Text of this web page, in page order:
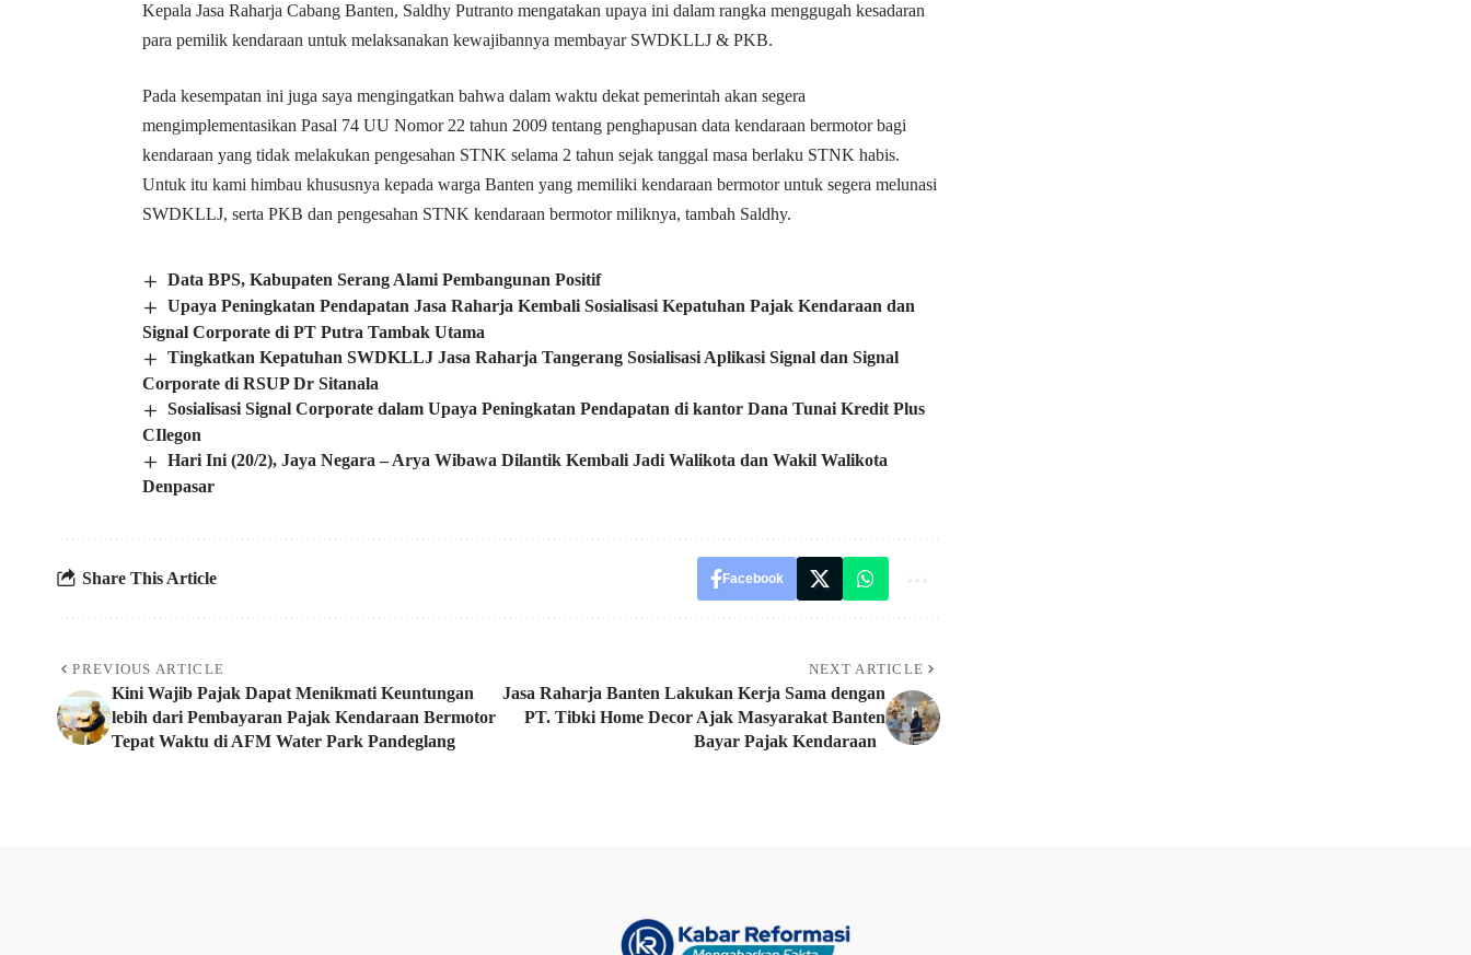
Kepala Jasa Raharja Cabang Banten, Saldhy Putranto mengatakan upaya ini dalam rangka menggugah kesadaran
para pemilik kendaraan untuk melaksanakan kewajibannya membayar SWDKLLJ & PKB.
Pada kesempatan ini juga saya mengingatkan bahwa dalam waktu dekat pemerintah akan segera
mengimplementasikan Pasal 74 UU Nomor 22 tahun 2009 tentang penghapusan data kendaraan bermotor bagi
kendaraan yang tidak melakukan pengesahan STNK selama 2 tahun sejak tanggal masa berlaku STNK habis.
Untuk itu kami himbau khususnya kepada warga Banten yang memiliki kendaraan bermotor untuk segera melunasi
SWDKLLJ, serta PKB dan pengesahan STNK kendaraan bermotor miliknya, tambah Saldhy.
Data BPS, Kabupaten Serang Alami Pembangunan Positif
Upaya Peningkatan Pendapatan Jasa Raharja Kembali Sosialisasi Kepatuhan Pajak Kendaraan dan
Signal Corporate di PT Putra Tambak Utama
Tingkatkan Kepatuhan SWDKLLJ Jasa Raharja Tangerang Sosialisasi Aplikasi Signal dan Signal
Corporate di RSUP Dr Sitanala
Sosialisasi Signal Corporate dalam Upaya Peningkatan Pendapatan di kantor Dana Tunai Kredit Plus
CIlegon
Hari Ini (20/2), Jaya Negara – Arya Wibawa Dilantik Kembali Jadi Walikota dan Wakil Walikota
Denpasar
Share This Article Facebook
PREVIOUS ARTICLE
Kini Wajib Pajak Dapat Menikmati Keuntungan
lebih dari Pembayaran Pajak Kendaraan Bermotor
Tepat Waktu di AFM Water Park Pandeglang
NEXT ARTICLE
Jasa Raharja Banten Lakukan Kerja Sama dengan
PT. Tibki Home Decor Ajak Masyarakat Banten
Bayar Pajak Kendaraan